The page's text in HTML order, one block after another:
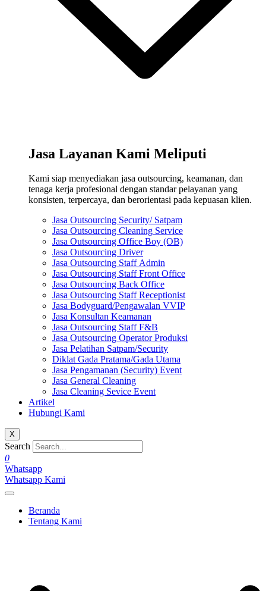
Jasa Layanan Kami Meliputi
Kami siap menyediakan jasa outsourcing, keamanan, dan
tenaga kerja profesional dengan standar pelayanan yang
konsisten, terpercaya, dan berorientasi pada kepuasan klien.
Jasa Outsourcing Security/ Satpam
Jasa Outsourcing Cleaning Service
Jasa Outsourcing Office Boy (OB)
Jasa Outsourcing Driver
Jasa Outsourcing Staff Admin
Jasa Outsourcing Staff Front Office
Jasa Outsourcing Back Office
Jasa Outsourcing Staff Receptionist
Jasa Bodyguard/Pengawalan VVIP
Jasa Konsultan Keamanan
Jasa Outsourcing Staff F&B
Jasa Outsourcing Operator Produksi
Jasa Pelatihan Satpam/Security
Diklat Gada Pratama/Gada Utama
Jasa Pengamanan (Security) Event
Jasa General Cleaning
Jasa Cleaning Sevice Event
Artikel
Hubungi Kami
X
Search
0
Whatsapp
Whatsapp Kami
Beranda
Tentang Kami